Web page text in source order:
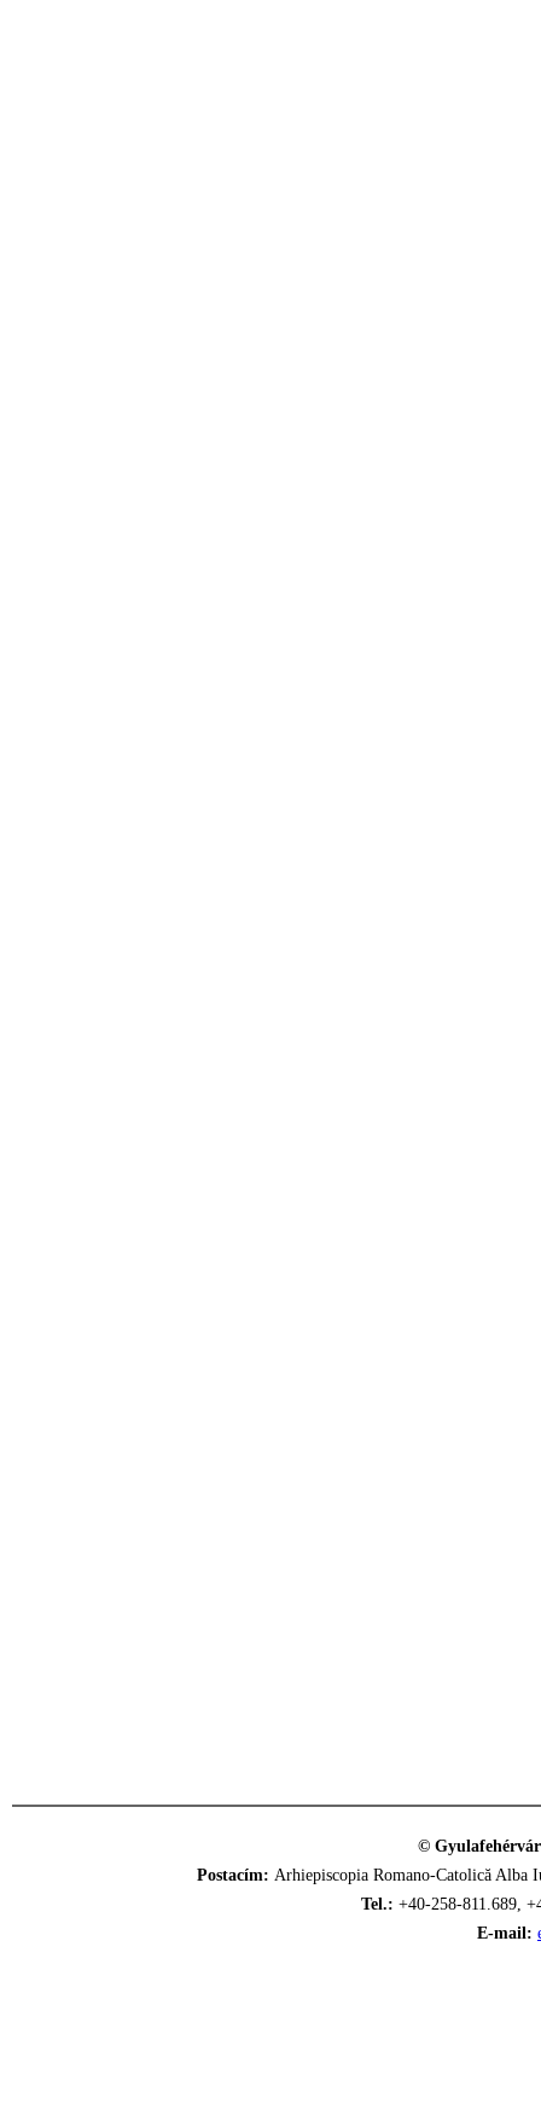
©
Postacím: Arhiepiscopia Romano-Catolică
Tel.: +40-258-811.689,
E-mail: